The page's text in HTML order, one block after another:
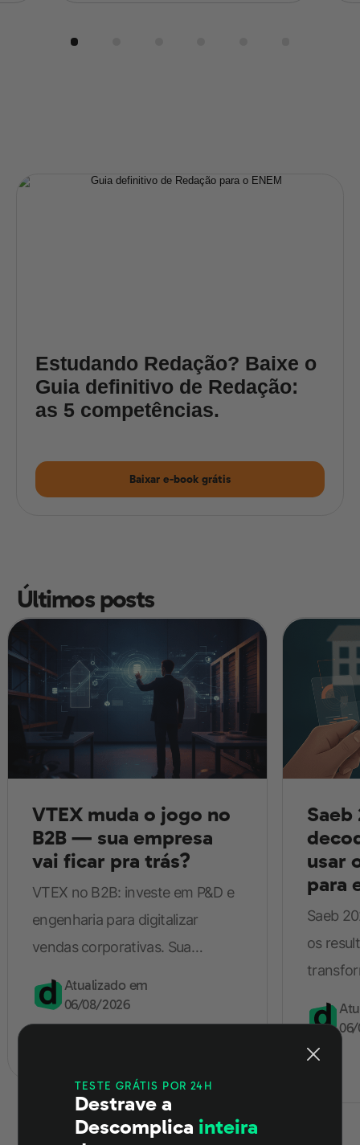
Guia definitivo de
Estudando Redação? Baixe o
Guia definitivo de Redação:
as 5 competências.
Baixar e-book grátis
Últimos posts
VTEX muda o jogo no
B2B — sua empresa
vai ficar pra trás?
VTEX no B2B: investe em P&D e
engenharia para digitalizar
vendas corporativas. Sua
competitiva.
Atualizado em
06/08/2026
Saeb
usar
para
Saeb
os
TESTE GRÁTIS POR 24H
Destrave a
Descomplica inteira